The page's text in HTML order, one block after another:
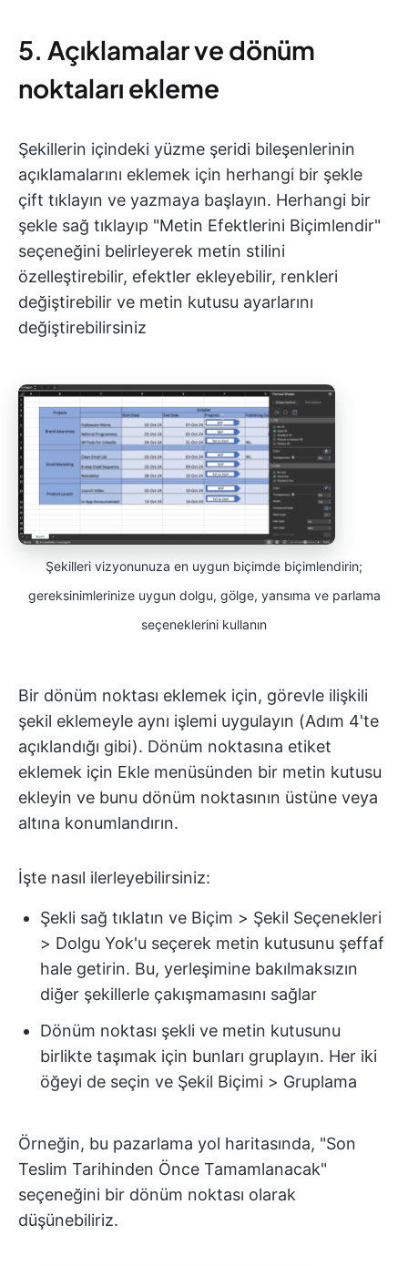
5. Açıklamalar ve dönüm
noktaları ekleme
Şekillerin içindeki yüzme şeridi bileşenlerinin
açıklamalarını eklemek için herhangi bir şekle
çift tıklayın ve yazmaya başlayın. Herhangi bir
şekle sağ tıklayıp "Metin Efektlerini Biçimlendir"
seçeneğini belirleyerek metin stilini
özelleştirebilir, efektler ekleyebilir, renkleri
değiştirebilir ve metin kutusu ayarlarını
değiştirebilirsiniz
Şekilleri vizyonunuza en uygun biçimde biçimlendirin;
gereksinimlerinize uygun dolgu, gölge, yansıma ve parlama
seçeneklerini kullanın
Bir dönüm noktası eklemek için, görevle ilişkili
şekil eklemeyle aynı işlemi uygulayın (Adım 4'te
açıklandığı gibi). Dönüm noktasına etiket
eklemek için Ekle menüsünden bir metin kutusu
ekleyin ve bunu dönüm noktasının üstüne veya
altına konumlandırın.
İşte nasıl ilerleyebilirsiniz:
Şekli sağ tıklatın ve Biçim > Şekil Seçenekleri
> Dolgu Yok'u seçerek metin kutusunu şeffaf
hale getirin. Bu, yerleşimine bakılmaksızın
diğer şekillerle çakışmamasını sağlar
Dönüm noktası şekli ve metin kutusunu
birlikte taşımak için bunları gruplayın. Her iki
öğeyi de seçin ve Şekil Biçimi > Gruplama
Örneğin, bu pazarlama yol haritasında, "Son
Teslim Tarihinden Önce Tamamlanacak"
seçeneğini bir dönüm noktası olarak
düşünebiliriz.